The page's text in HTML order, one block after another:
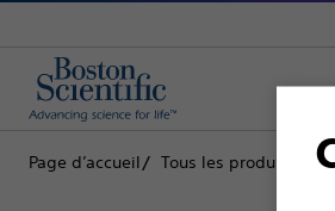
Page d’accueil Tous les produits